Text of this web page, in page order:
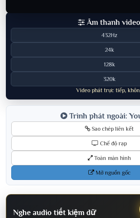
Âm thanh video
432Hz
24k
128k
320k
Video phát trực tiếp,
Trình phát ngoài:
Sao chép liên kết
Chế độ rạp
Toàn màn hình
Mở nguồn gốc
Nghe audio tiết kiệm dữ